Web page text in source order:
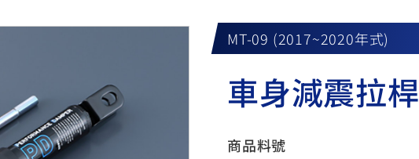
MT-09 Y-AMT
550+
MT-09
550+
Fashion Adventure
150
BW'S
125
2.5 kw
我的愛車 瀏覽紀錄
MT-09 (2017~2020年式)
車身減震拉桿
商品料號